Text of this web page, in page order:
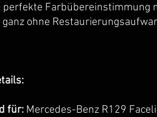
perfekte Farbübereinstimmung
ohne
für: Mercedes-Benz R129